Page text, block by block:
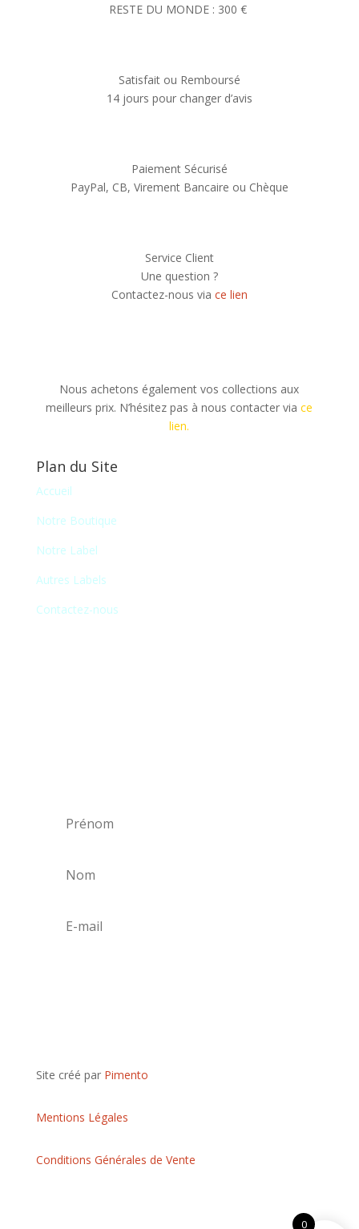
RESTE DU MONDE : 300 €
Satisfait ou Remboursé
14 jours pour changer d’avis
Paiement Sécurisé
PayPal, CB, Virement Bancaire ou Chèque
Service Client
Une question ?
Contactez-nous via ce lien
Nous achetons également vos collections aux
meilleurs prix. N’hésitez pas à nous contacter viace
lien.
Plan du Site
Accueil
Notre Boutique
Notre Label
Autres Labels
Contactez-nous
Site créé par Pimento
Mentions Légales
Conditions Générales de Vente
0